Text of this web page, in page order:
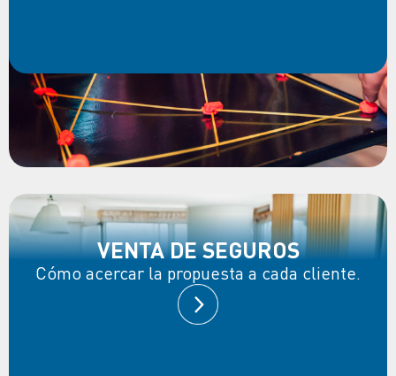
VENTA DE SEGUROS
Cómo acercar la propuesta a cada cliente.